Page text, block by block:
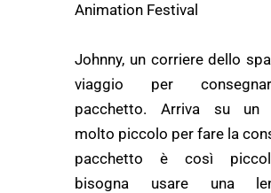
Animation Festival
Johnny, un corriere dello
viaggio per
pacchetto. Arriva su un
molto piccolo per fare la
pacchetto è così
bisogna usare una